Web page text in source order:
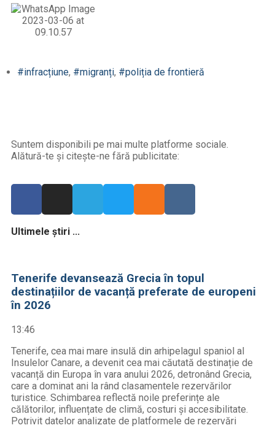
#infracțiune, #migranți, #poliția de frontieră
Suntem disponibili pe mai multe platforme sociale.
Alătură-te și citește-ne fără publicitate:
Ultimele știri ...
Tenerife devansează Grecia în topul
destinațiilor de vacanță preferate de europeni
în 2026
13:46
Tenerife, cea mai mare insulă din arhipelagul spaniol al
Insulelor Canare, a devenit cea mai căutată destinație de
vacanță din Europa în vara anului 2026, detronând Grecia,
care a dominat ani la rând clasamentele rezervărilor
turistice. Schimbarea reflectă noile preferințe ale
călătorilor, influențate de climă, costuri și accesibilitate.
Potrivit datelor analizate de platformele de rezervări